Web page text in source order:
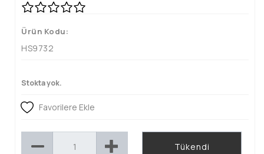
Ürün Kodu:
HS9732
Stokta yok.
Favorilere Ekle
Tükendi